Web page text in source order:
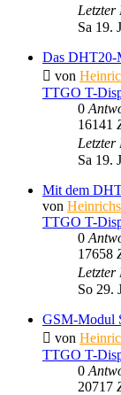
Letzter
Sa 19.
Das DHT20-
von
TTGO T-
0
16141
Letzter
Sa 19.
Mit dem
von Heinrichs
TTGO T-
0
17658
Letzter
So 29.
GSM-Modul
von
TTGO T-
0
20717